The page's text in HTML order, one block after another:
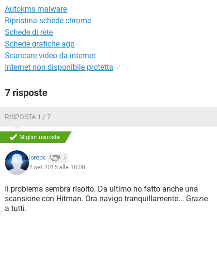
Autokms malware
Ripristina schede chrome
Schede di rete
Schede grafiche agp
Scaricare video da internet
Internet non disponibile protetta ✓
7 risposte
RISPOSTA 1 / 7
Miglior risposta
lorepc 7
2 set 2015 alle 18:08
Il problema sembra risolto. Da ultimo ho fatto anche una
scansione con Hitman. Ora navigo tranquillamente... Grazie
a tutti.